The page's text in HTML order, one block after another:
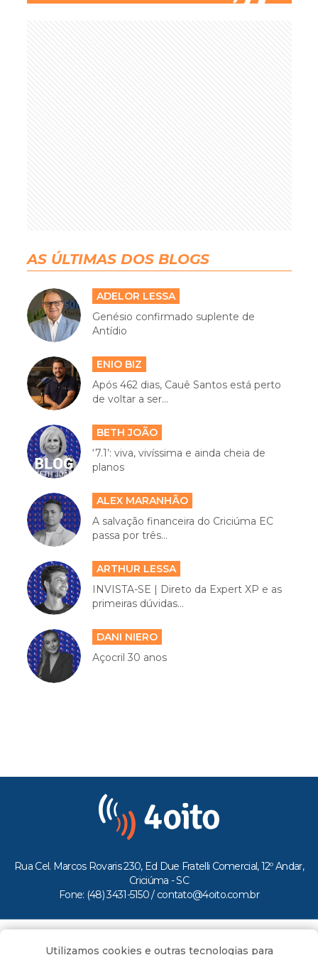
AS ÚLTIMAS DOS BLOGS
ADELOR LESSA
Genésio confirmado suplente de
Antídio
ENIO BIZ
Após 462 dias, Cauê Santos está perto
de voltar a ser...
BETH JOÃO
‘7.1’: viva, vivíssima e ainda cheia de
planos
ALEX MARANHÃO
A salvação financeira do Criciúma EC
passa por três...
ARTHUR LESSA
INVISTA-SE | Direto da Expert XP e as
primeiras dúvidas...
DANI NIERO
Açocril 30 anos
Rua Cel. Marcos Rovaris 230, Ed Due Fratelli Comercial, 12º Andar,
Criciúma - SC
Fone: (48) 3431-5150 / contato@4oito.com.br
Utilizamos cookies e outras tecnologias para